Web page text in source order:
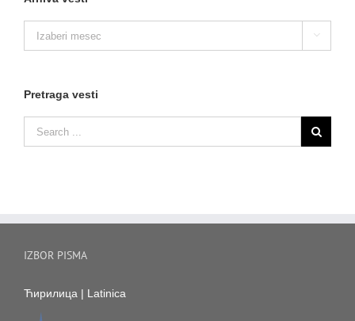
vesti

Pretraga vesti
IZBOR PISMA
Ћирилица | Latinica